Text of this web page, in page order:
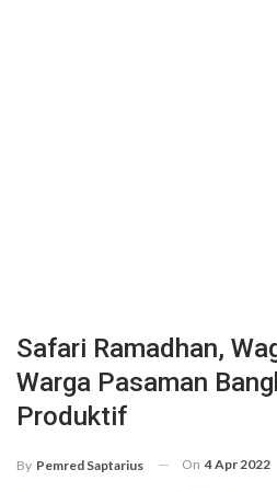
Safari Ramadhan,
Warga Pasaman
Produktif
By Pemred Saptarius On 4 Apr 2022